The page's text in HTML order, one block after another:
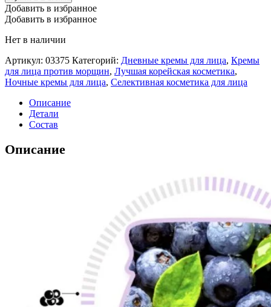
Добавить в избранное
Добавить в избранное
Нет в наличии
Артикул: 03375 Категорий: Дневные кремы для лица, Кремы
для лица против морщин, Лучшая корейская косметика,
Ночные кремы для лица, Селективная косметика для лица
Описание
Детали
Состав
Описание